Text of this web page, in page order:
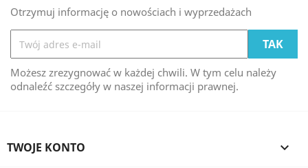
Otrzymuj informację o nowościach i wyprzedażach
Możesz zrezygnować w każdej chwili. W tym celu należy
odnaleźć szczegóły w naszej informacji prawnej.
TWOJE KONTO 